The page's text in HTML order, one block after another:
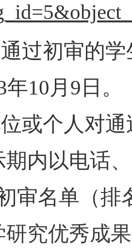
过初审的
年10 月 9 日。
或个人对
期内以电话
审名单（排
研究优秀成